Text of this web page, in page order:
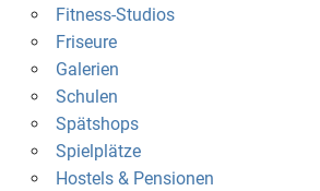
Fitness-Studios
Friseure
Galerien
Schulen
Spätshops
Spielplätze
Hostels & Pensionen